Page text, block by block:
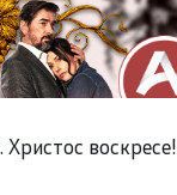
Христос воскресе!